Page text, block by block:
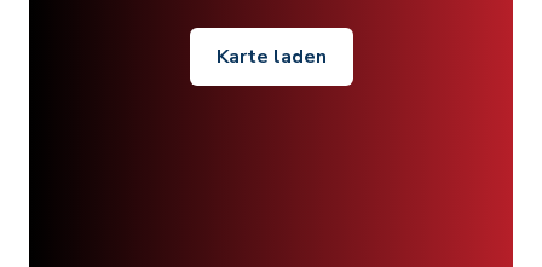
Karte laden